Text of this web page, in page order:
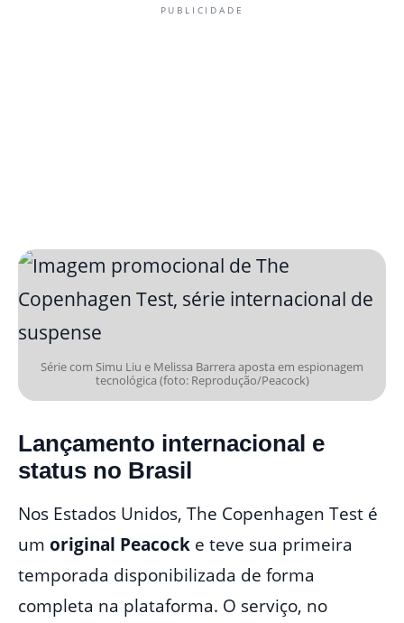
PUBLICIDADE
Série com Simu Liu e Melissa Barrera aposta em espionagem
tecnológica (foto: Reprodução/Peacock)
Lançamento internacional e
status no Brasil
Nos Estados Unidos, The Copenhagen Test é
um original Peacock e teve sua primeira
temporada disponibilizada de forma
completa na plataforma. O serviço, no